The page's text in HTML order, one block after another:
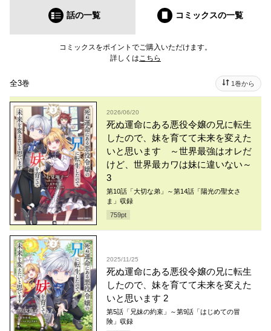
話の一覧 コミックスの一覧
コミックスをポイントでご購入いただけます。
詳しくはこちら
全3巻 1巻から
2026/06/20
死ぬ運命にある悪役令嬢の兄に転生
したので、妹を育てて未来を変えた
いと思います ～世界最強はオレだ
けど、世界最カワは妹に違いない～
3
第10話「大切な弟」～第14話「陽光の聖女さ
ま」収録
759pt
2025/11/25
死ぬ運命にある悪役令嬢の兄に転生
したので、妹を育てて未来を変えた
いと思います 2
第5話「兄妹の約束」～第9話「はじめての冒
険」収録